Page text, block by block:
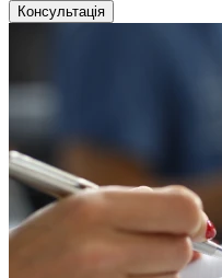
Консультація